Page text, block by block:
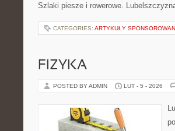
Szlaki piesze i rowerowe.
CATEGORIES: ARTYKUŁY
FIZYKA
POSTED BY ADMIN LUT - 5 - 2026